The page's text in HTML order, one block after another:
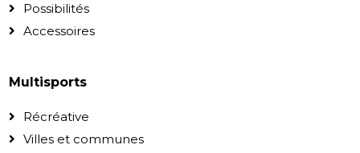
Possibilités
Accessoires
Multisports
Récréative
Villes et communes